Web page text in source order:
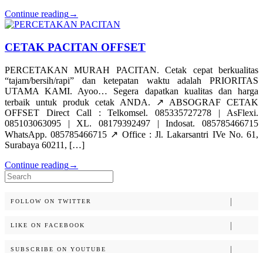
Continue reading→
CETAK PACITAN OFFSET
PERCETAKAN MURAH PACITAN. Cetak cepat berkualitas
“tajam/bersih/rapi” dan ketepatan waktu adalah PRIORITAS
UTAMA KAMI. Ayoo… Segera dapatkan kualitas dan harga
terbaik untuk produk cetak ANDA. ↗️ ABSOGRAF CETAK
OFFSET Direct Call : Telkomsel. 085335727278 | AsFlexi.
085103063095 | XL. 08179392497 | Indosat. 085785466715
WhatsApp. 085785466715 ↗️ Office : Jl. Lakarsantri IVe No. 61,
Surabaya 60211, […]
Continue reading→
Search
for:
FOLLOW ON TWITTER
LIKE ON FACEBOOK
SUBSCRIBE ON YOUTUBE